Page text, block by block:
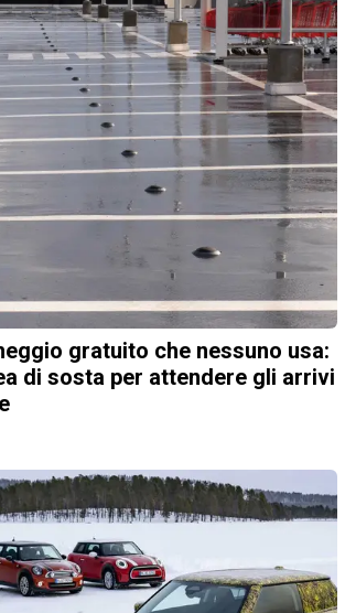
gratuito che nessuno usa:
di sosta per attendere gli arrivi